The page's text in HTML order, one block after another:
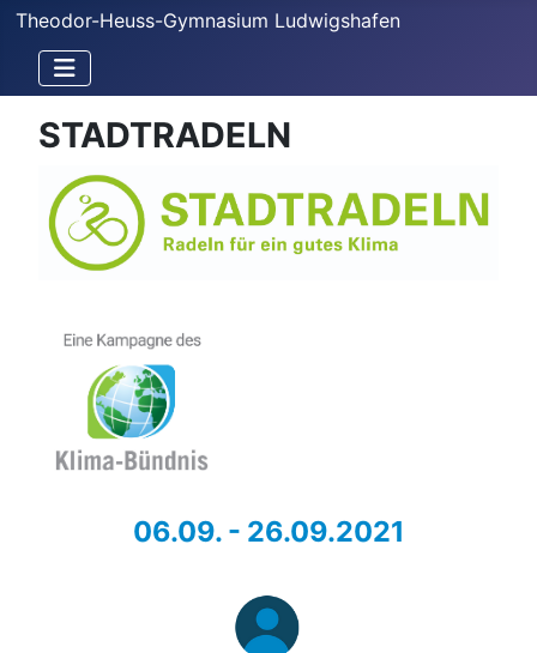
Theodor-Heuss-Gymnasium Ludwigshafen
STADTRADELN
06.09. - 26.09.2021